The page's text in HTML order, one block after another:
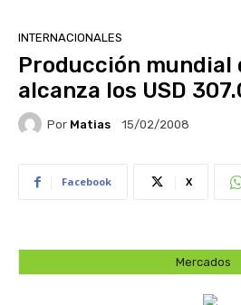
INTERNACIONALES
Producción mundial
alcanza los USD
Por Matias 15/02/2008
Facebook X
Mercados